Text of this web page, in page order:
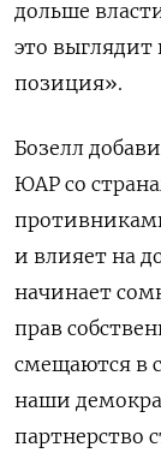
дольше
это выглядит
позиция».
Бозелл
ЮАР со
и влияет на
начинает
прав
смещаются в
наши
партнерство